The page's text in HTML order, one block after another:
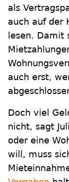
als
auch auf der
lesen. Damit
auch erst,
Doch viel
nicht, sagt
oder eine
will, muss